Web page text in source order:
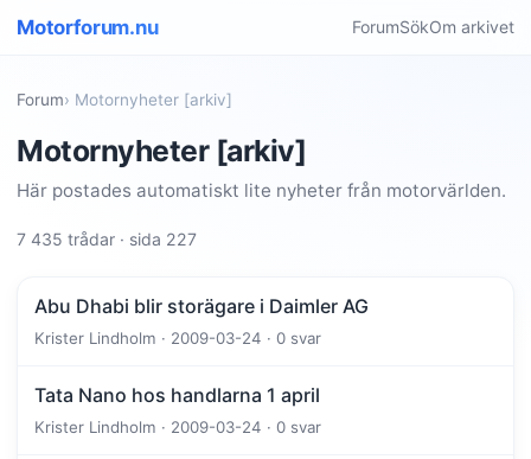
Motorforum.nu ForumSökOm arkivet
Forum› Motornyheter [arkiv]
Motornyheter [arkiv]
Här postades automatiskt lite nyheter från motorvärlden.
7 435 trådar · sida 227
Abu Dhabi blir storägare i Daimler AG
Krister Lindholm · 2009-03-24 · 0 svar
Tata Nano hos handlarna 1 april
Krister Lindholm · 2009-03-24 · 0 svar